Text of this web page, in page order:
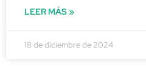
LEER MÁS »
18 de diciembre de 2024